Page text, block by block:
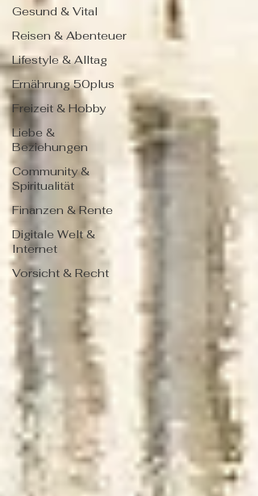
Gesund & Vital
Reisen & Abenteuer
Lifestyle & Alltag
Ernährung 50plus
Freizeit & Hobby
Liebe &
Beziehungen
Community &
Spiritualität
Finanzen & Rente
Digitale Welt &
Internet
Vorsicht & Recht